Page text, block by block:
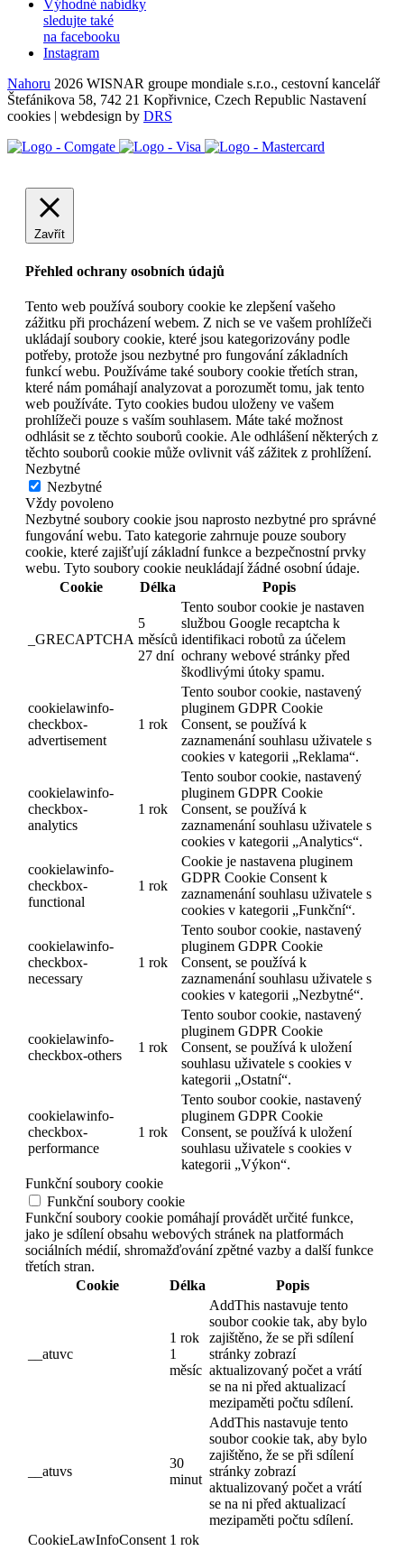
Výhodné nabídky
sledujte také
na facebooku
Instagram
Nahoru 2026 WISNAR groupe mondiale s.r.o., cestovní kancelář
Štefánikova 58, 742 21 Kopřivnice, Czech Republic Nastavení
cookies | webdesign by DRS
Zavřít
Přehled ochrany osobních údajů
Tento web používá soubory cookie ke zlepšení vašeho
zážitku při procházení webem. Z nich se ve vašem prohlížeči
ukládají soubory cookie, které jsou kategorizovány podle
potřeby, protože jsou nezbytné pro fungování základních
funkcí webu. Používáme také soubory cookie třetích stran,
které nám pomáhají analyzovat a porozumět tomu, jak tento
web používáte. Tyto cookies budou uloženy ve vašem
prohlížeči pouze s vaším souhlasem. Máte také možnost
odhlásit se z těchto souborů cookie. Ale odhlášení některých z
těchto souborů cookie může ovlivnit váš zážitek z prohlížení.
Nezbytné
Nezbytné
Vždy povoleno
Nezbytné soubory cookie jsou naprosto nezbytné pro správné
fungování webu. Tato kategorie zahrnuje pouze soubory
cookie, které zajišťují základní funkce a bezpečnostní prvky
webu. Tyto soubory cookie neukládají žádné osobní údaje.
Cookie
Délka Popis
_GRECAPTCHA
5
měsíců
27 dní
Tento soubor cookie je nastaven
službou Google recaptcha k
identifikaci robotů za účelem
ochrany webové stránky před
škodlivými útoky spamu.
cookielawinfo-
checkbox-
advertisement
1 rok
Tento soubor cookie, nastavený
pluginem GDPR Cookie
Consent, se používá k
zaznamenání souhlasu uživatele s
cookies v kategorii „Reklama“.
cookielawinfo-
checkbox-
analytics
1 rok
Tento soubor cookie, nastavený
pluginem GDPR Cookie
Consent, se používá k
zaznamenání souhlasu uživatele s
cookies v kategorii „Analytics“.
cookielawinfo-
checkbox-
functional
1 rok
Cookie je nastavena pluginem
GDPR Cookie Consent k
zaznamenání souhlasu uživatele s
cookies v kategorii „Funkční“.
cookielawinfo-
checkbox-
necessary
1 rok
Tento soubor cookie, nastavený
pluginem GDPR Cookie
Consent, se používá k
zaznamenání souhlasu uživatele s
cookies v kategorii „Nezbytné“.
cookielawinfo-
checkbox-others
1 rok
Tento soubor cookie, nastavený
pluginem GDPR Cookie
Consent, se používá k uložení
souhlasu uživatele s cookies v
kategorii „Ostatní“.
cookielawinfo-
checkbox-
performance
1 rok
Tento soubor cookie, nastavený
pluginem GDPR Cookie
Consent, se používá k uložení
souhlasu uživatele s cookies v
kategorii „Výkon“.
Funkční soubory cookie
Funkční soubory cookie
Funkční soubory cookie pomáhají provádět určité funkce,
jako je sdílení obsahu webových stránek na platformách
sociálních médií, shromažďování zpětné vazby a další funkce
třetích stran.
Cookie
Délka Popis
__atuvc
1 rok
1
měsíc
AddThis nastavuje tento
soubor cookie tak, aby bylo
zajištěno, že se při sdílení
stránky zobrazí
aktualizovaný počet a vrátí
se na ni před aktualizací
mezipaměti počtu sdílení.
__atuvs
30
minut
AddThis nastavuje tento
soubor cookie tak, aby bylo
zajištěno, že se při sdílení
stránky zobrazí
aktualizovaný počet a vrátí
se na ni před aktualizací
mezipaměti počtu sdílení.
CookieLawInfoConsent 1 rok